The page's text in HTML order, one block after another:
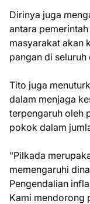
Dirinya juga
antara
masyarakat akan
pangan di
Tito juga
dalam menjaga
terpengaruh oleh
pokok dalam
"Pilkada
memengaruhi
Pengendalian
Kami mendorong